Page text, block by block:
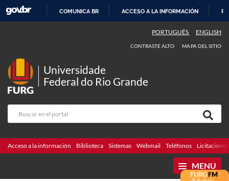
CONTENIDO
COMUNICA BR ACCESO A LA INFORMACIÓN
PORTUGUÊS ENGLISH
CONTRASTE ALTO MAPA DEL SITIO
Universidade
Federal do Rio Grande
Acceso a la información Biblioteca Sistemas Webmail Teléfonos Licitaciones
MENU